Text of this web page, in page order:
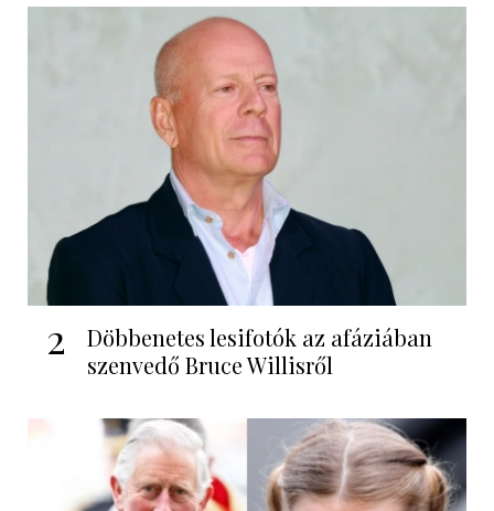
2
Döbbenetes lesifotók az afáziában
szenvedő Bruce Willisről